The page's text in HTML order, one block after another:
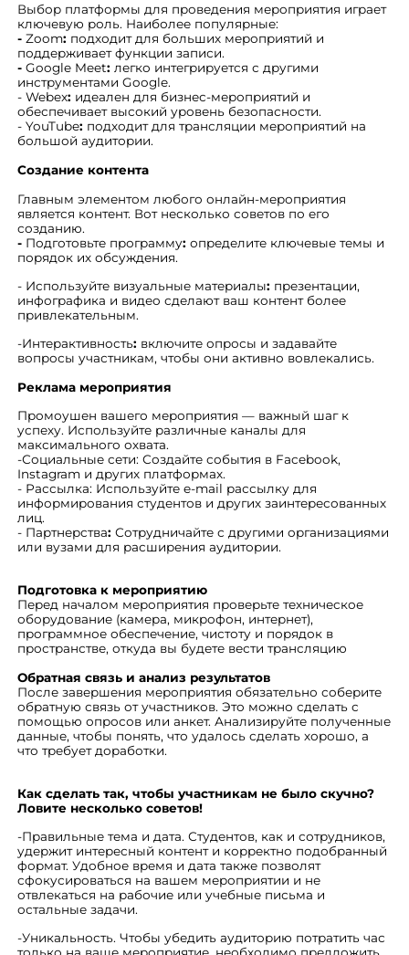
Выбор платформы для проведения мероприятия играет
ключевую роль. Наиболее популярные:
-Zoom: подходит для больших мероприятий и
поддерживает функции записи.
-Google Meet: легко интегрируется с другими
инструментами Google.
- Webex: идеален для бизнес-мероприятий и
обеспечивает высокий уровень безопасности.
- YouTube: подходит для трансляции мероприятий на
большой аудитории.
Создание контента
Главным элементом любого онлайн-мероприятия
является контент. Вот несколько советов по его
созданию.
- Подготовьте программу: определите ключевые темы и
порядок их обсуждения.
- Используйте визуальные материалы: презентации,
инфографика и видео сделают ваш контент более
привлекательным.
-Интерактивность: включите опросы и задавайте
вопросы участникам, чтобы они активно вовлекались.
Реклама мероприятия
Промоушен вашего мероприятия — важный шаг к
успеху. Используйте различные каналы для
максимального охвата.
-Социальные сети: Создайте события в Facebook,
Instagram и других платформах.
- Рассылка: Используйте e-mail рассылку для
информирования студентов и других заинтересованных
лиц.
- Партнерства: Сотрудничайте с другими организациями
или вузами для расширения аудитории.
Подготовка к мероприятию
Перед началом мероприятия проверьте техническое
оборудование (камера, микрофон, интернет),
программное обеспечение, чистоту и порядок в
пространстве, откуда вы будете вести трансляцию
Обратная связь и анализ результатов
После завершения мероприятия обязательно соберите
обратную связь от участников. Это можно сделать с
помощью опросов или анкет. Анализируйте полученные
данные, чтобы понять, что удалось сделать хорошо, а
что требует доработки.
Как сделать так, чтобы участникам не было скучно?
Ловите несколько советов!
-Правильные тема и дата. Студентов, как и сотрудников,
удержит интересный контент и корректно подобранный
формат. Удобное время и дата также позволят
сфокусироваться на вашем мероприятии и не
отвлекаться на рабочие или учебные письма и
остальные задачи.
-Уникальность. Чтобы убедить аудиторию потратить час
только на ваше мероприятие, необходимо предложить